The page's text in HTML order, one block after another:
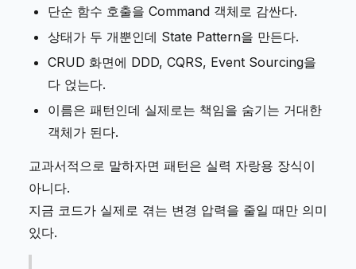
단순 함수 호출을 Command 객체로 감싼다.
상태가 두 개뿐인데 State Pattern을 만든다.
CRUD 화면에 DDD, CQRS, Event Sourcing을
다 얹는다.
이름은 패턴인데 실제로는 책임을 숨기는 거대한
객체가 된다.
교과서적으로 말하자면 패턴은 실력 자랑용 장식이
아니다.
지금 코드가 실제로 겪는 변경 압력을 줄일 때만 의미
있다.